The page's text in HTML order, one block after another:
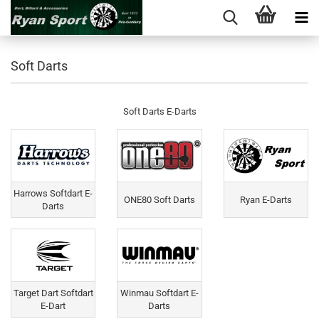
Soft Darts
Soft Darts E-Darts
Harrows Softdart E-
Darts
ONE80 Soft Darts Ryan E-Darts
Target Dart Softdart
E-Dart
Winmau Softdart E-
Darts